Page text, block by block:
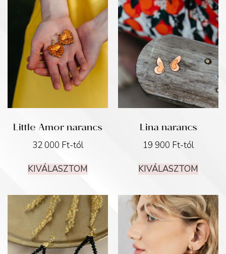
Little Amor narancs
32 000 Ft-tól
KIVÁLASZTOM
Lina narancs
19 900 Ft-tól
KIVÁLASZTOM